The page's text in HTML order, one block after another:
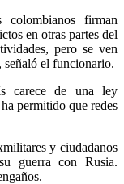
colombianos firman
en otras partes del
pero se ven
señaló el funcionario.
carece de una ley
permitido que redes
y ciudadanos
guerra con Rusia.